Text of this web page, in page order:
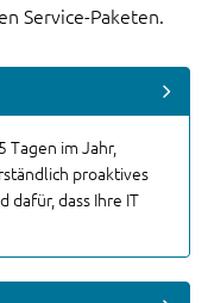
Service-Paketen.
Tagen im Jahr,
proaktives
dafür, dass Ihre IT